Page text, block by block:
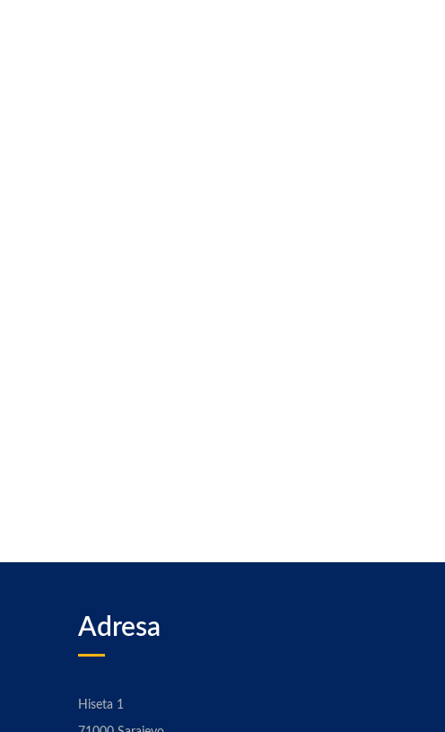
Adresa
Hiseta 1